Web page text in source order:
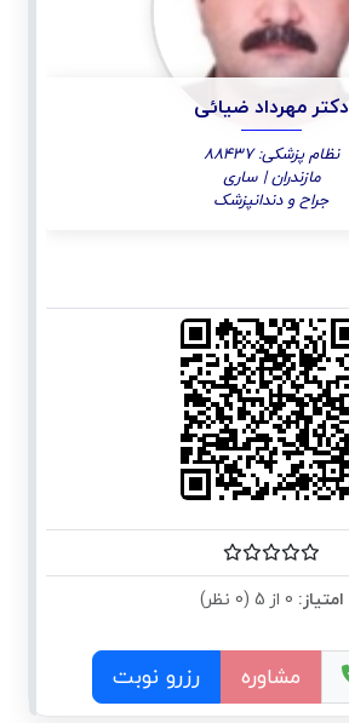
دکتر مهرداد ضیائی
نظام پزشکی: 88437
مازندران | ساری
جراح و دندانپزشک
امتیاز:
مشاوره رزرو نوبت